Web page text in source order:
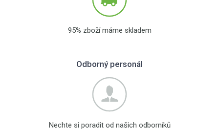
95% zboží máme skladem
Odborný personál
Nechte si poradit od našich odborníků